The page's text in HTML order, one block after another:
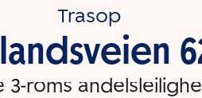
Trasop
roms